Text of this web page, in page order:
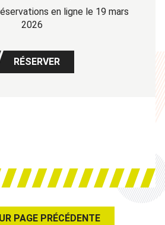
en ligne le 19 mars
2026
RÉSERVER
PAGE PRÉCÉDENTE